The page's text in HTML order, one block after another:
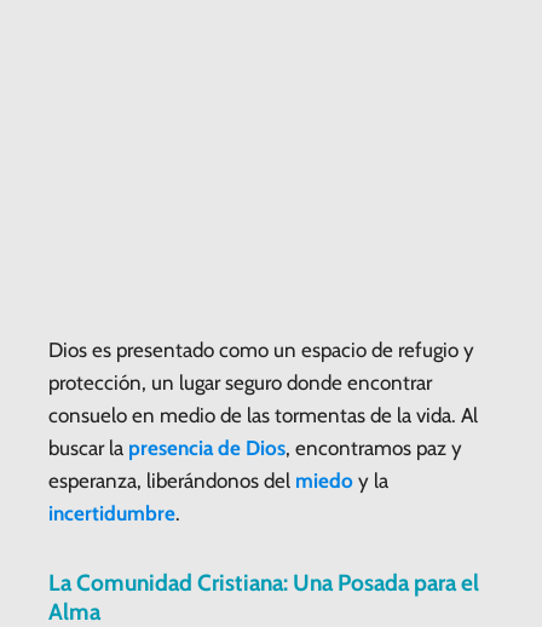
Dios es presentado como un espacio de refugio y
protección, un lugar seguro donde encontrar
consuelo en medio de las tormentas de la vida. Al
buscar la presencia de Dios, encontramos paz y
esperanza, liberándonos del miedo y la
incertidumbre.
La Comunidad Cristiana: Una Posada para el
Alma